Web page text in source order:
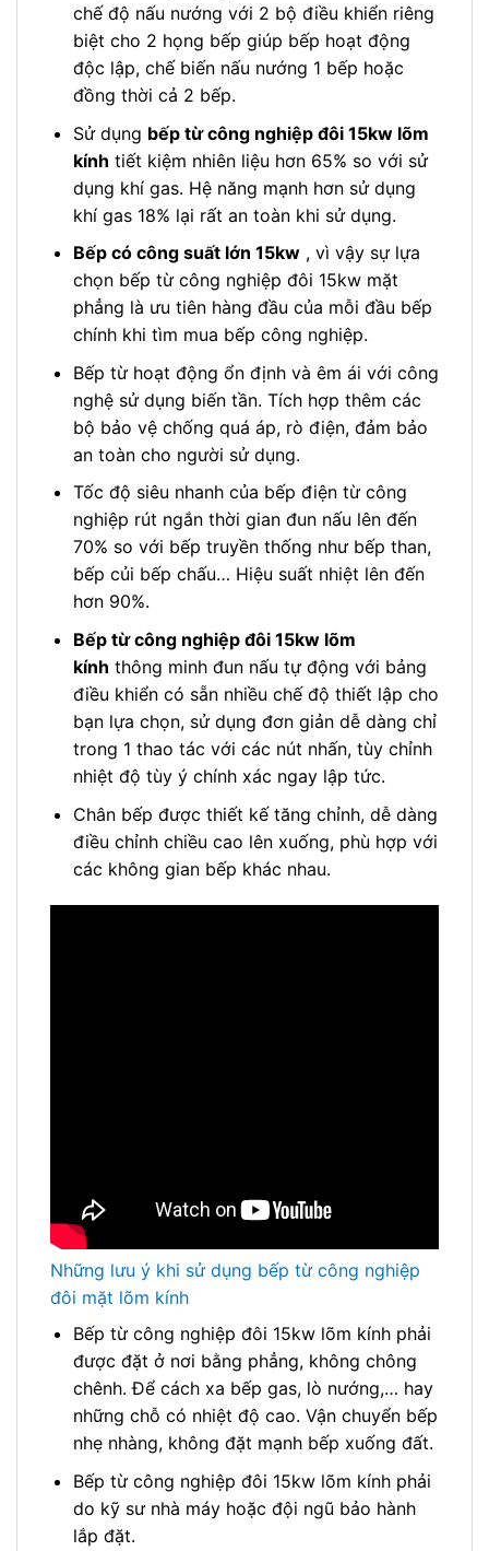
chế độ nấu nướng với 2 bộ điều khiển riêng
biệt cho 2 họng bếp giúp bếp hoạt động
độc lập, chế biến nấu nướng 1 bếp hoặc
đồng thời cả 2 bếp.
Sử dụng bếp từ công nghiệp đôi 15kw lõm
kính tiết kiệm nhiên liệu hơn 65% so với sử
dụng khí gas. Hệ năng mạnh hơn sử dụng
khí gas 18% lại rất an toàn khi sử dụng.
Bếp có công suất lớn 15kw, vì vậy sự lựa
chọn bếp từ công nghiệp đôi 15kw mặt
phẳng là ưu tiên hàng đầu của mỗi đầu bếp
chính khi tìm mua bếp công nghiệp.
Bếp từ hoạt động ổn định và êm ái với công
nghệ sử dụng biến tần. Tích hợp thêm các
bộ bảo vệ chống quá áp, rò điện, đảm bảo
an toàn cho người sử dụng.
Tốc độ siêu nhanh của bếp điện từ công
nghiệp rút ngắn thời gian đun nấu lên đến
70% so với bếp truyền thống như bếp than,
bếp củi bếp chấu… Hiệu suất nhiệt lên đến
hơn 90%.
Bếp từ công nghiệp đôi 15kw lõm
kính thông minh đun nấu tự động với bảng
điều khiển có sẵn nhiều chế độ thiết lập cho
bạn lựa chọn, sử dụng đơn giản dễ dàng chỉ
trong 1 thao tác với các nút nhấn, tùy chỉnh
nhiệt độ tùy ý chính xác ngay lập tức.
Chân bếp được thiết kế tăng chỉnh, dễ dàng
điều chỉnh chiều cao lên xuống, phù hợp với
các không gian bếp khác nhau.
Những lưu ý khi sử dụng bếp từ công nghiệp
đôi mặt lõm kính
Bếp từ công nghiệp đôi 15kw lõm kính phải
được đặt ở nơi bằng phẳng, không chông
chênh. Để cách xa bếp gas, lò nướng,… hay
những chỗ có nhiệt độ cao. Vận chuyển bếp
nhẹ nhàng, không đặt mạnh bếp xuống đất.
Bếp từ công nghiệp đôi 15kw lõm kính phải
do kỹ sư nhà máy hoặc đội ngũ bảo hành
lắp đặt.